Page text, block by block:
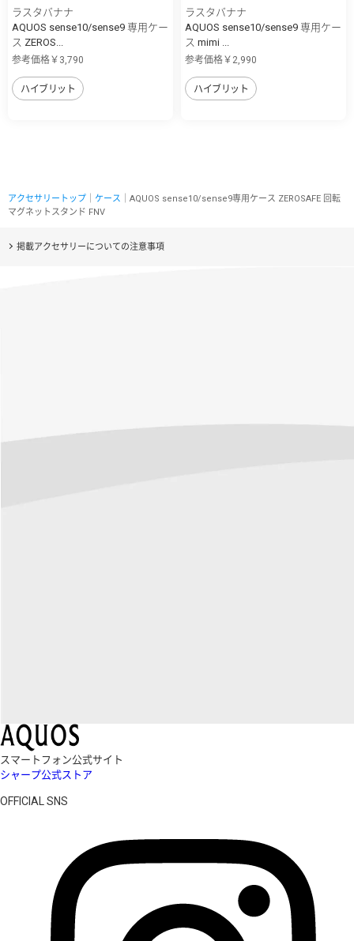
ラスタバナナ
AQUOS sense10/sense9 専用ケー
ス ZEROS...
参考価格￥3,790
ハイブリット
ラスタバナナ
AQUOS sense10/sense9 専用ケー
ス mimi ...
参考価格￥2,990
ハイブリット
アクセサリートップ ケース ｜AQUOS sense10/sense9専用ケース ZEROSAFE 回転
マグネットスタンド FNV
掲載アクセサリーについての注意事項
スマートフォン公式サイト
シャープ公式ストア
OFFICIAL SNS